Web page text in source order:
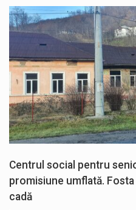
Centrul social pentru
promisiune umflată.
cadă